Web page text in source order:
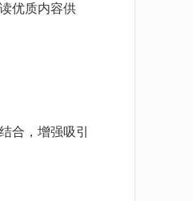
优质内容供
合，增强吸引